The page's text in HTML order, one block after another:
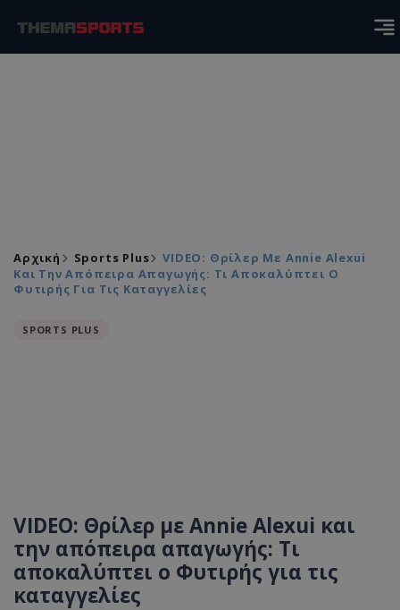
Αρχική Sports Plus
VIDEO: Θρίλερ Με Annie Alexui
Και Την Απόπειρα Απαγωγής: Τι Αποκαλύπτει Ο
Φυτιρής Για Τις Καταγγελίες
SPORTS PLUS
VIDEO: Θρίλερ με Annie Alexui και
την απόπειρα απαγωγής: Τι
αποκαλύπτει ο Φυτιρής για τις
καταγγελίες